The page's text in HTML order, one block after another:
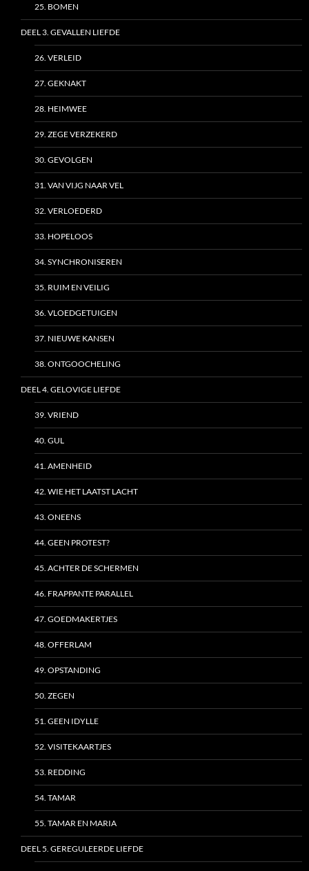
25. BOMEN
DEEL 3. GEVALLEN LIEFDE
26. VERLEID
27. GEKNAKT
28. HEIMWEE
29. ZEGE VERZEKERD
30. GEVOLGEN
31. VAN VIJG NAAR VEL
32. VERLOEDERD
33. HOPELOOS
34. SYNCHRONISEREN
35. RUIM EN VEILIG
36. VLOEDGETUIGEN
37. NIEUWE KANSEN
38. ONTGOOCHELING
DEEL 4. GELOVIGE LIEFDE
39. VRIEND
40. GUL
41. AMENHEID
42. WIE HET LAATST LACHT
43. ONEENS
44. GEEN PROTEST?
45. ACHTER DE SCHERMEN
46. FRAPPANTE PARALLEL
47. GOEDMAKERTJES
48. OFFERLAM
49. OPSTANDING
50. ZEGEN
51. GEEN IDYLLE
52. VISITEKAARTJES
53. REDDING
54. TAMAR
55. TAMAR EN MARIA
DEEL 5. GEREGULEERDE LIEFDE